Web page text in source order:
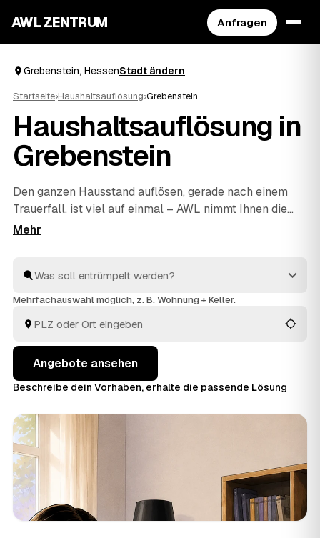
AWL ZENTRUM Anfragen
Grebenstein, HessenStadt ändern
Startseite›Haushaltsauflösung›Grebenstein
Haushaltsauflösung in
Grebenstein
Den ganzen Hausstand auflösen, gerade nach einem
Trauerfall, ist viel auf einmal – AWL nimmt Ihnen die
Suche ab. Eine Anfrage genügt, und geprüfte Anbieter
Möbel, Keller, Dachboden oder kompletter Nachlass
werden einfühlsam geräumt und fachgerecht entsorgt,
behalten Sie den Überblick, ohne jedem Betrieb einzeln
hinterherzulaufen.
Mehrfachauswahl möglich, z. B. Wohnung + Keller.
Angebote ansehen
Beschreibe dein Vorhaben, erhalte die passende Lösung